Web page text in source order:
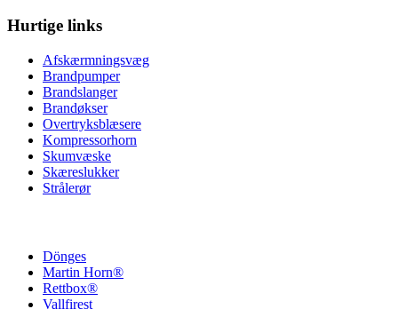
Hurtige links
Afskærmningsvæg
Brandpumper
Brandslanger
Brandøkser
Overtryksblæsere
Kompressorhorn
Skumvæske
Skæreslukker
Strålerør
Dönges
Martin Horn®
Rettbox®
Vallfirest